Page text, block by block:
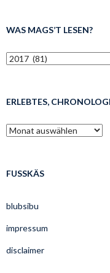
WAS MAGS’T LESEN?
was
mags’t
ERLEBTES,
erlebtes,
chronologisch
FUSSKÄS
blubsibu
impressum
disclaimer